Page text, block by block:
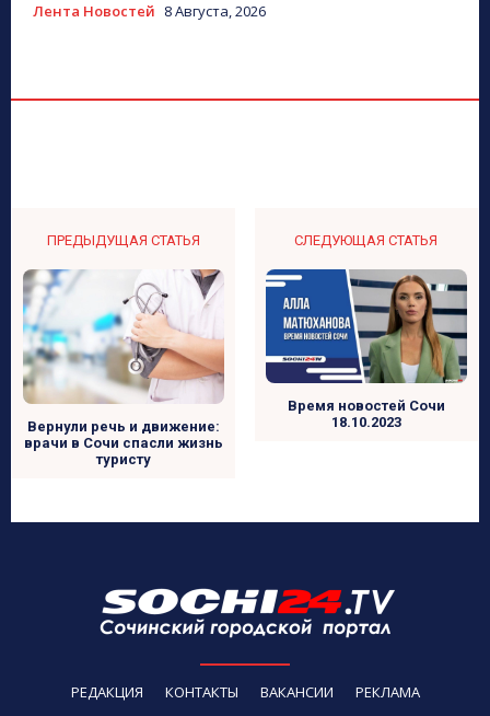
Лента Новостей 8 Августа, 2026
ПРЕДЫДУЩАЯ СТАТЬЯ
Вернули речь и движение:
врачи в Сочи спасли жизнь
туристу
СЛЕДУЮЩАЯ СТАТЬЯ
Время новостей Сочи
18.10.2023
РЕДАКЦИЯ КОНТАКТЫ ВАКАНСИИ РЕКЛАМА